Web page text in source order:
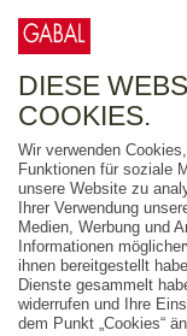
FREITEXT
AUSGABEART
AUS DER
ZUM THEMA
DIESE
COOKIES.
Wir verwenden
Funktionen für soziale
unsere Website zu
Ihrer Verwendung
Medien, Werbung und
Informationen
ihnen bereitgestellt
Dienste gesammelt
widerrufen und Ihre
dem Punkt „Cookies“